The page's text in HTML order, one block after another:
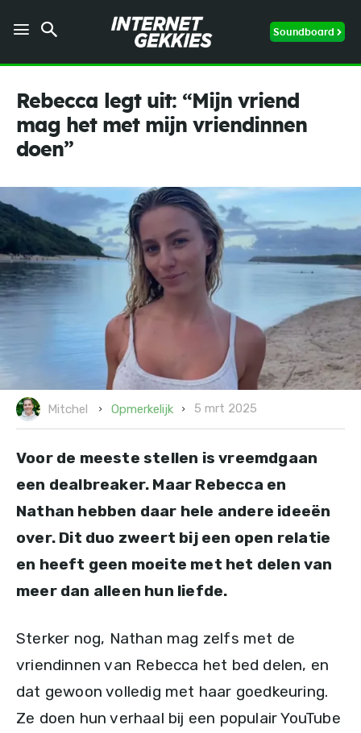
Soundboard
Rebecca legt uit: “Mijn vriend
mag het met mijn vriendinnen
doen”
Mitchel Opmerkelijk 5 mrt 2025
Voor de meeste stellen is vreemdgaan
een dealbreaker. Maar Rebecca en
Nathan hebben daar hele andere ideeën
over. Dit duo zweert bij een open relatie
en heeft geen moeite met het delen van
meer dan alleen hun liefde.
Sterker nog, Nathan mag zelfs met de
vriendinnen van Rebecca het bed delen, en
dat gewoon volledig met haar goedkeuring.
Ze doen hun verhaal bij een populair YouTube